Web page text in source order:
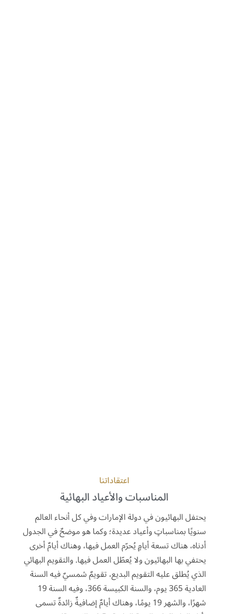
اعتقاداتنا
المناسبات والأعياد البهائية
يحتفل البهائيون في دولة الإمارات وفي كل أنحاء العالم
سنويًا بمناسباتٍ وأعياد عديدة؛ وكما هو موضحٌ في الجدول
أدناه، هناك تسعة أيامٍ يُحرّم العمل فيها، وهناك أيامٌ أخرى
يحتفي بها البهائيون ولا يُعطّل العمل فيها. والتقويم البهائي
الذي يُطلق عليه التقويم البديع، تقويمٌ شمسيٌ فيه السنة
العادية 365 يوم، والسنة الكبيسة 366، وفيه السنة 19
شهرًا، والشهر 19 يومًا، وهناك أيامٌ إضافيةٌ زائدةٌ تسمى